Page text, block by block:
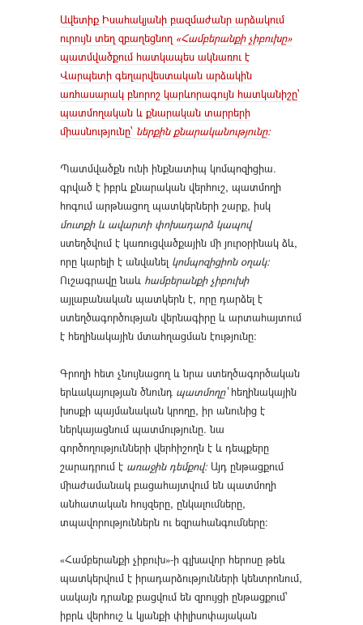
Ավետիք Իսահակյանի բազմաժանր արձակում
ուրույն տեղ զբաղեցնող «Համբերանքի չիբուխը»
պատմվածքում հատկապես ակնառու է
Վարպետի գեղարվեստական արձակին
առհասարակ բնորոշ կարևորագույն հատկանիշը՝
պատմողական և քնարական տարրերի
միասնությունը՝ ներքին քնարականությունը։
Պատմվածքն ունի ինքնատիպ կոմպոզիցիա.
գրված է իբրև քնարական վերհուշ, պատմողի
հոգում արթնացող պատկերների շարք, իսկ
մուտքի և ավարտի փոխադարձ կապով
ստեղծվում է կառուցվածքային մի յուրօրինակ ձև,
որը կարելի է անվանել կոմպոզիցիոն օղակ։
Ուշագրավը նաև համբերանքի չիբուխի
այլաբանական պատկերն է, որը դարձել է
ստեղծագործության վերնագիրը և արտահայտում
է հեղինակային մտահղացման էությունը։
Գրողի հետ չնույնացող և նրա ստեղծագործական
երևակայության ծնունդ պատմողը՝հեղինակային
խոսքի պայմանական կրողը, իր անունից է
ներկայացնում պատմությունը. նա
գործողությունների վերհիշողն է և դեպքերը
շարադրում է առաջին դեմքով։ Այդ ընթացքում
միաժամանակ բացահայտվում են պատմողի
անհատական հույզերը, ընկալումները,
տպավորություններն ու եզրահանգումները։
«Համբերանքի չիբուխ»-ի գլխավոր հերոսը թեև
պատկերվում է իրադարձությունների կենտրոնում,
սակայն դրանք բացվում են զրույցի ընթացքում՝
իբրև վերհուշ և կյանքի փիլիսոփայական